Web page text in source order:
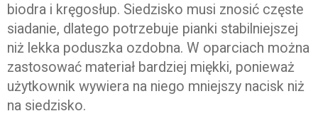
biodra i kręgosłup. Siedzisko musi znosić częste
siadanie, dlatego potrzebuje pianki stabilniejszej
niż lekka poduszka ozdobna. W oparciach można
zastosować materiał bardziej miękki, ponieważ
użytkownik wywiera na niego mniejszy nacisk niż
na siedzisko.